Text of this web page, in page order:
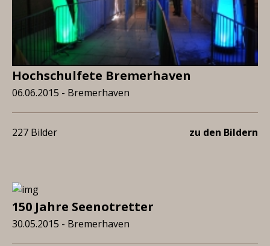
Hochschulfete Bremerhaven
06.06.2015 - Bremerhaven
227 Bilder zu den Bildern
150 Jahre Seenotretter
30.05.2015 - Bremerhaven